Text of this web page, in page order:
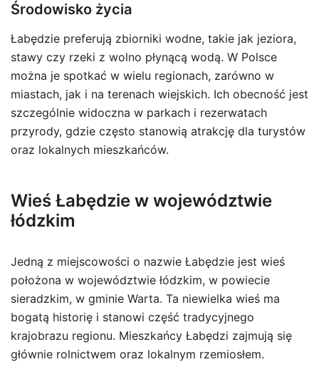
Środowisko życia
Łabędzie preferują zbiorniki wodne, takie jak jeziora,
stawy czy rzeki z wolno płynącą wodą. W Polsce
można je spotkać w wielu regionach, zarówno w
miastach, jak i na terenach wiejskich. Ich obecność jest
szczególnie widoczna w parkach i rezerwatach
przyrody, gdzie często stanowią atrakcję dla turystów
oraz lokalnych mieszkańców.
Wieś Łabędzie w województwie
łódzkim
Jedną z miejscowości o nazwie Łabędzie jest wieś
położona w województwie łódzkim, w powiecie
sieradzkim, w gminie Warta. Ta niewielka wieś ma
bogatą historię i stanowi część tradycyjnego
krajobrazu regionu. Mieszkańcy Łabędzi zajmują się
głównie rolnictwem oraz lokalnym rzemiosłem.